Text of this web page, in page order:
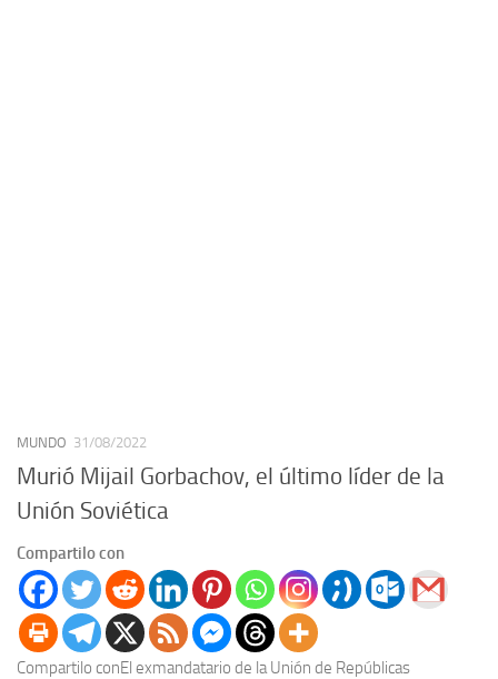
MUNDO 31/08/2022
Murió Mijail Gorbachov, el último líder de la
Unión Soviética
Compartilo con
Compartilo conEl exmandatario de la Unión de Repúblicas